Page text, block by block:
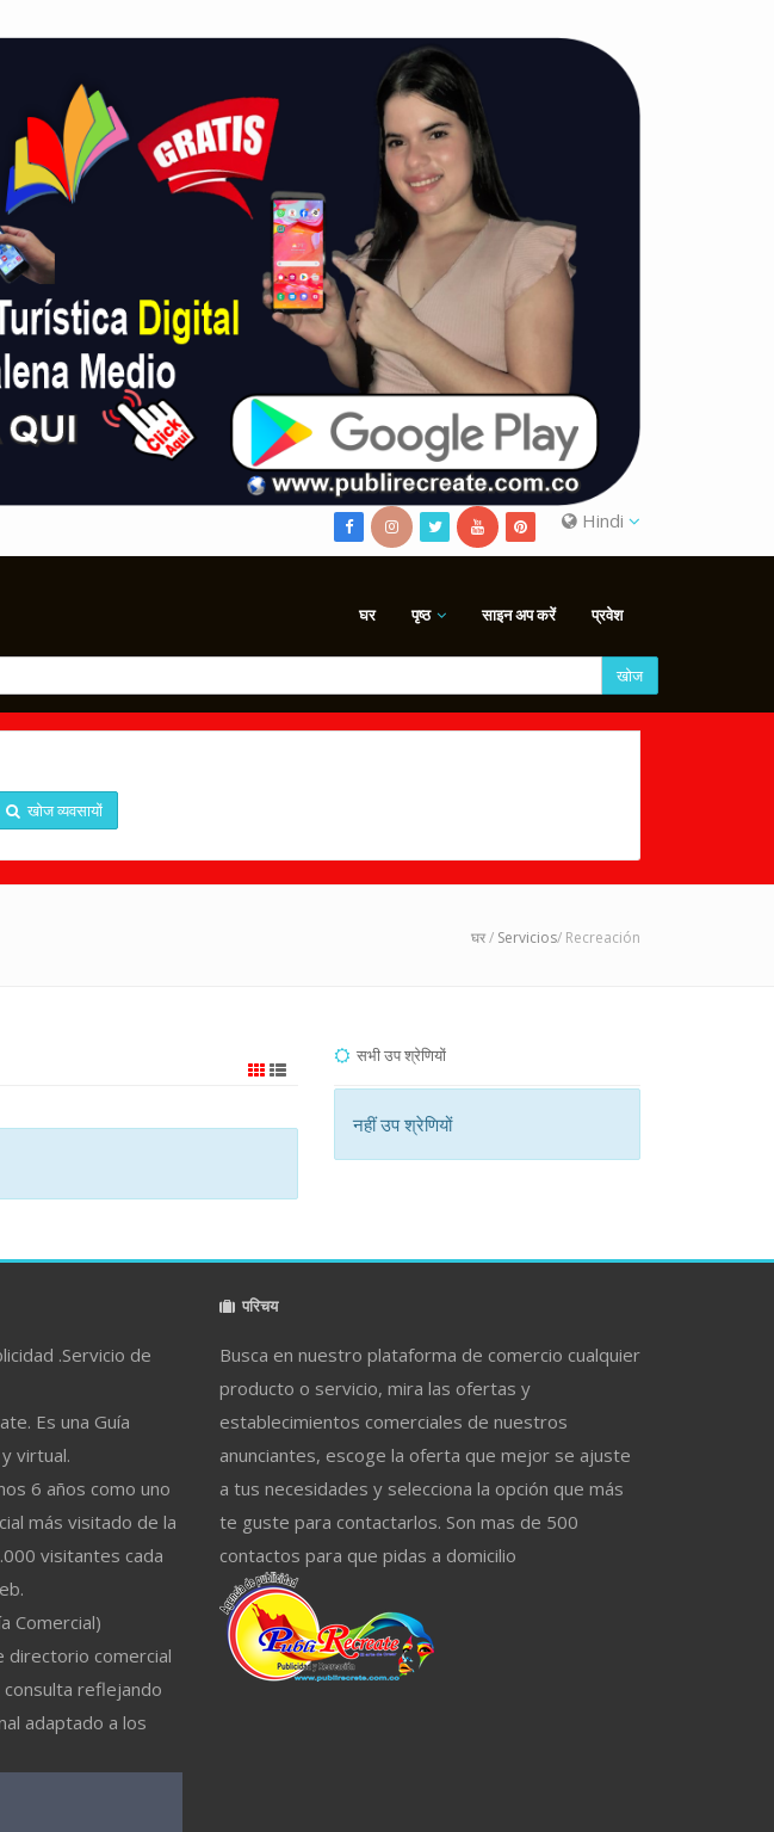
Hindi
घर पृष्ठ साइन अप करें प्रवेश
खोज
खोज व्यवसायों
घर/ Servicios/ Recreación
सभी उप श्रेणियों
नहीं उप श्रेणियों
.Servicio de
Es una Guía
virtual.
6 años como uno
más visitado de la
visitantes cada
Comercial)
directorio comercial
consulta reflejando
adaptado a los
परिचय
Busca en nuestro plataforma de comercio cualquier
producto o servicio, mira las ofertas y
establecimientos comerciales de nuestros
anunciantes, escoge la oferta que mejor se ajuste
a tus necesidades y selecciona la opción que más
te guste para contactarlos. Son mas de 500
contactos para que pidas a domicilio